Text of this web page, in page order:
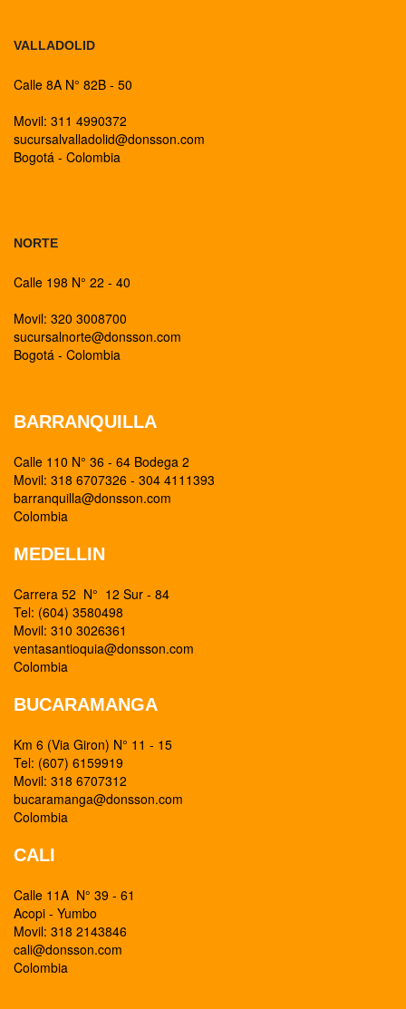
VALLADOLID
Calle 8A N° 82B - 50
Movil: 311 4990372
sucursalvalladolid@donsson.com
Bogotá - Colombia
NORTE
Calle 198 N° 22 - 40
Movil: 320 3008700
sucursalnorte@donsson.com
Bogotá - Colombia
BARRANQUILLA
Calle 110 N° 36 - 64 Bodega 2
Movil: 318 6707326 - 304 4111393
barranquilla@donsson.com
Colombia
MEDELLIN
Carrera 52 N° 12 Sur - 84
Tel: (604) 3580498
Movil: 310 3026361
ventasantioquia@donsson.com
Colombia
BUCARAMANGA
Km 6 (Via Giron) N° 11 - 15
Tel: (607) 6159919
Movil: 318 6707312
bucaramanga@donsson.com
Colombia
CALI
Calle 11A N° 39 - 61
Acopi - Yumbo
Movil: 318 2143846
cali@donsson.com
Colombia